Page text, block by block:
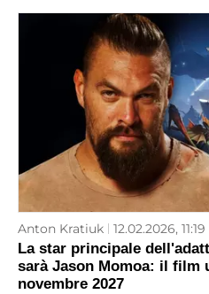
Anton Kratiuk 12.02.2026, 11:19
La star principale
sarà Jason Momoa: il film
novembre 2027